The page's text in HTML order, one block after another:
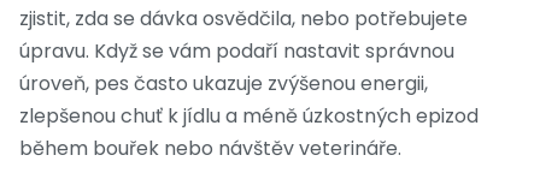
zjistit, zda se dávka osvědčila, nebo potřebujete
úpravu. Když se vám podaří nastavit správnou
úroveň, pes často ukazuje zvýšenou energii,
zlepšenou chuť k jídlu a méně úzkostných epizod
během bouřek nebo návštěv veterináře.